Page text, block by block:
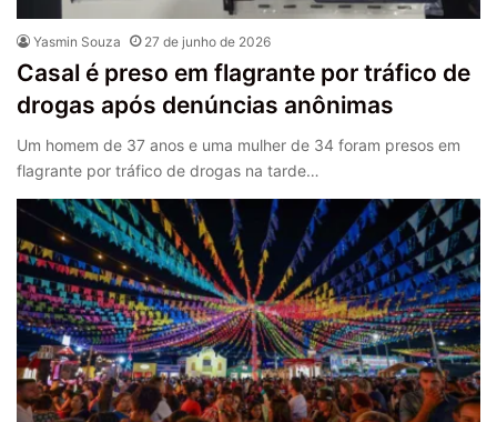
Yasmin Souza 27 de junho de 2026
Casal é preso em flagrante por tráfico de
drogas após denúncias anônimas
Um homem de 37 anos e uma mulher de 34 foram presos em
flagrante por tráfico de drogas na tarde…